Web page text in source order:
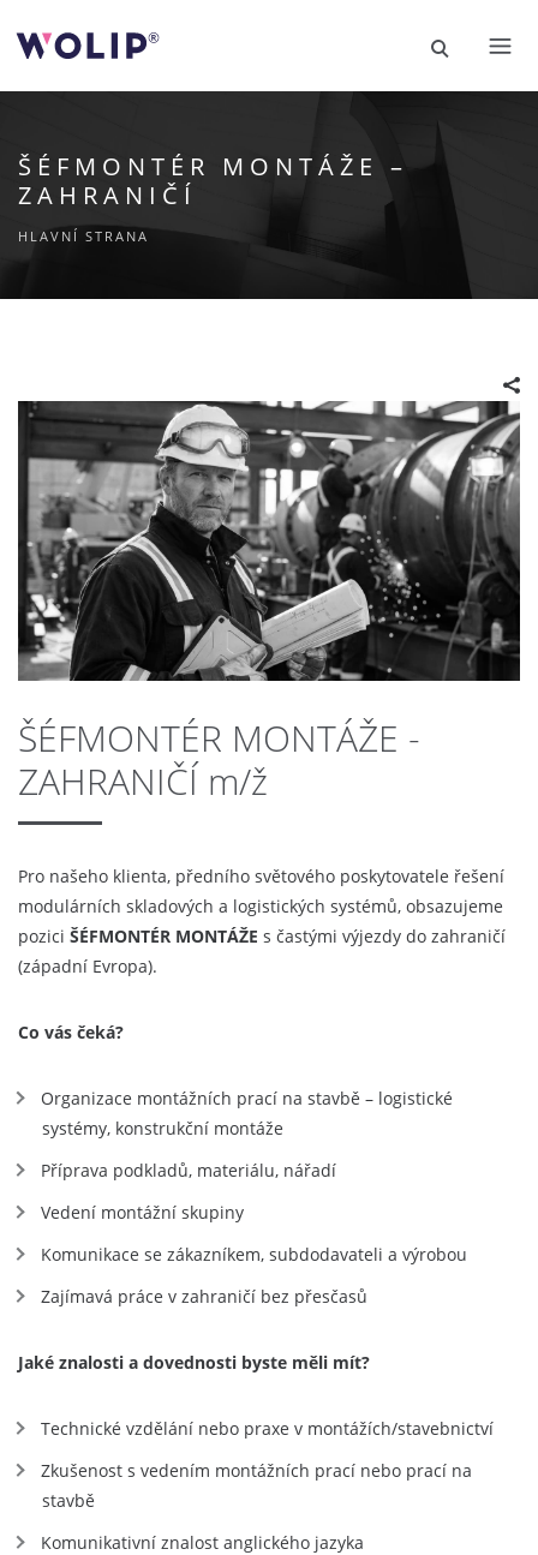
ŠÉFMONTÉR MONTÁŽE –
ZAHRANIČÍ
HLAVNÍ STRANA
ŠÉFMONTÉR MONTÁŽE -
ZAHRANIČÍ m/ž
Pro našeho klienta, předního světového poskytovatele řešení
modulárních skladových a logistických systémů, obsazujeme
pozici ŠÉFMONTÉR MONTÁŽE s častými výjezdy do zahraničí
(západní Evropa).
Co vás čeká?
Organizace montážních prací na stavbě – logistické
systémy, konstrukční montáže
Příprava podkladů, materiálu, nářadí
Vedení montážní skupiny
Komunikace se zákazníkem, subdodavateli a výrobou
Zajímavá práce v zahraničí bez přesčasů
Jaké znalosti a dovednosti byste měli mít?
Technické vzdělání nebo praxe v montážích/stavebnictví
Zkušenost s vedením montážních prací nebo prací na
stavbě
Komunikativní znalost anglického jazyka